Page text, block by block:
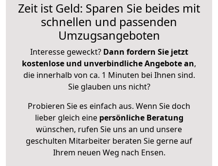
Zeit ist Geld: Sparen Sie beides mit
schnellen und passenden
Umzugsangeboten
Interesse geweckt? Dann fordern Sie jetzt
kostenlose und unverbindliche Angebote an,
die innerhalb von ca. 1 Minuten bei Ihnen sind.
Sie glauben uns nicht?
Probieren Sie es einfach aus. Wenn Sie doch
lieber gleich eine persönliche Beratung
wünschen, rufen Sie uns an und unsere
geschulten Mitarbeiter beraten Sie gerne auf
Ihrem neuen Weg nach Ensen.